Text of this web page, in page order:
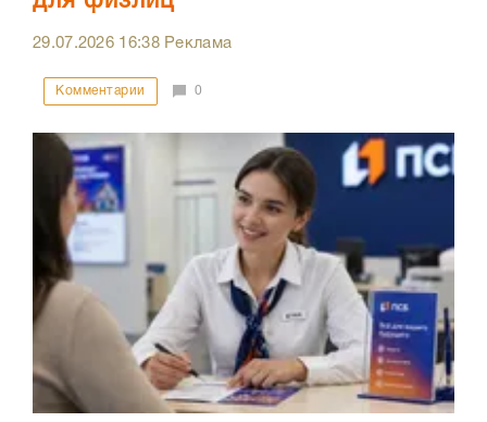
29.07.2026 16:38Реклама
Комментарии 0